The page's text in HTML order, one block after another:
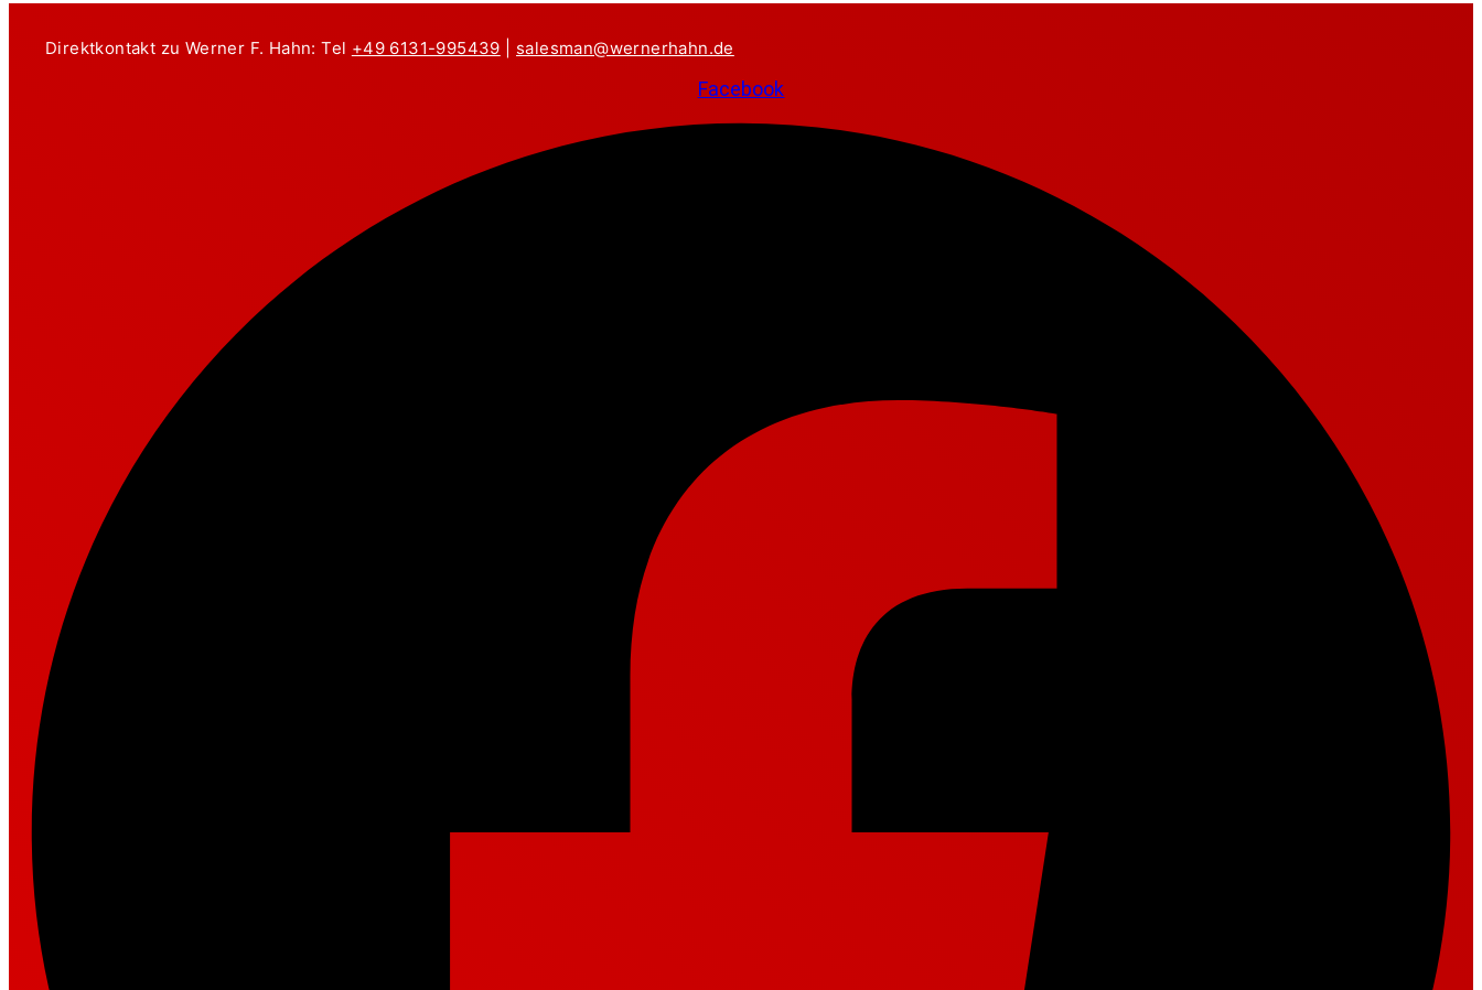
InhaltDirektkontakt zu Werner F. Hahn: Tel +49 6131-995439 salesman@wernerhahn.de
Facebook